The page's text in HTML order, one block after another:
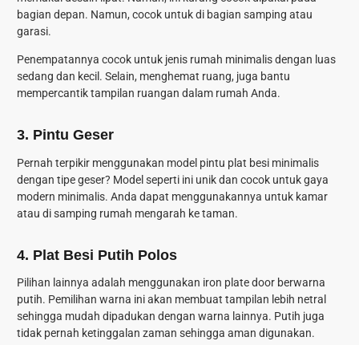
bagian depan. Namun, cocok untuk di bagian samping atau
garasi.
Penempatannya cocok untuk jenis rumah minimalis dengan luas
sedang dan kecil. Selain, menghemat ruang, juga bantu
mempercantik tampilan ruangan dalam rumah Anda.
3. Pintu Geser
Pernah terpikir menggunakan model pintu plat besi minimalis
dengan tipe geser? Model seperti ini unik dan cocok untuk gaya
modern minimalis. Anda dapat menggunakannya untuk kamar
atau di samping rumah mengarah ke taman.
4. Plat Besi Putih Polos
Pilihan lainnya adalah menggunakan iron plate door berwarna
putih. Pemilihan warna ini akan membuat tampilan lebih netral
sehingga mudah dipadukan dengan warna lainnya. Putih juga
tidak pernah ketinggalan zaman sehingga aman digunakan.